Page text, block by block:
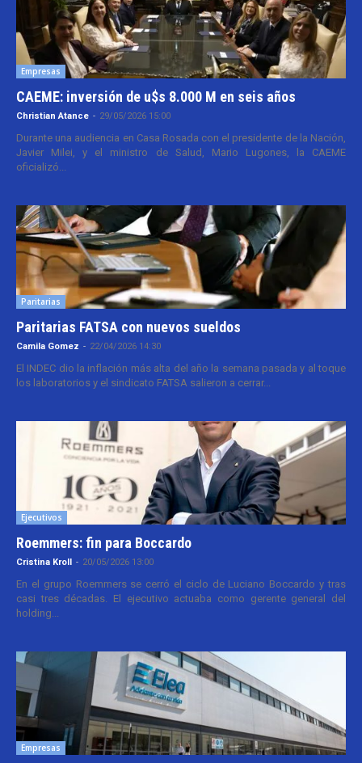
Empresas
CAEME: inversión de u$s 8.000 M en seis años
Christian Atance - 29/05/2026 15:00
Durante una audiencia en Casa Rosada con el presidente de la Nación,
Javier Milei, y el ministro de Salud, Mario Lugones, la CAEME
oficializó...
Paritarias
Paritarias FATSA con nuevos sueldos
Camila Gomez - 22/04/2026 14:30
El INDEC dio la inflación más alta del año la semana pasada y al toque
los laboratorios y el sindicato FATSA salieron a cerrar...
Ejecutivos
Roemmers: fin para Boccardo
Cristina Kroll - 20/05/2026 13:00
En el grupo Roemmers se cerró el ciclo de Luciano Boccardo y tras
casi tres décadas. El ejecutivo actuaba como gerente general del
holding...
Empresas